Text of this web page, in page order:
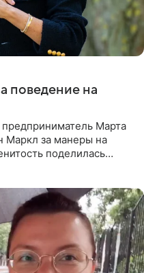
поведение на
Марта
Маркл за манеры на
поделилась